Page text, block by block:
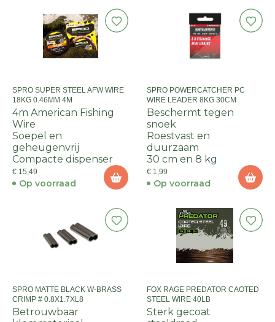
SPRO SUPER STEEL AFW WIRE
18KG 0.46MM 4M
4m American Fishing
Wire
Soepel en
geheugenvrij
Compacte dispenser
€ 15,49
Op voorraad
SPRO POWERCATCHER PC
WIRE LEADER 8KG 30CM
Beschermt tegen
snoek
Roestvast en
duurzaam
30 cm en 8 kg
€ 1,99
Op voorraad
SPRO MATTE BLACK W-BRASS
CRIMP # 0.8X1.7XL8
Betrouwbaar
FOX RAGE PREDATOR CAOTED
STEEL WIRE 40LB
Sterk gecoat